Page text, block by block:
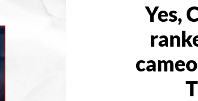
Yes,